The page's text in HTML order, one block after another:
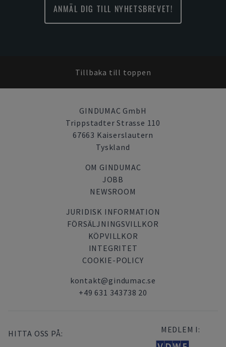
ANMÄL DIG TILL NYHETSBREVET!
Tillbaka till toppen
GINDUMAC GmbH
Trippstadter Strasse 110
67663 Kaiserslautern
Tyskland
OM GINDUMAC
JOBB
NEWSROOM
JURIDISK INFORMATION
FÖRSÄLJNINGSVILLKOR
KÖPVILLKOR
INTEGRITET
COOKIE-POLICY
kontakt@gindumac.se
+49 631 343738 20
HITTA OSS PÅ: MEDLEM I: